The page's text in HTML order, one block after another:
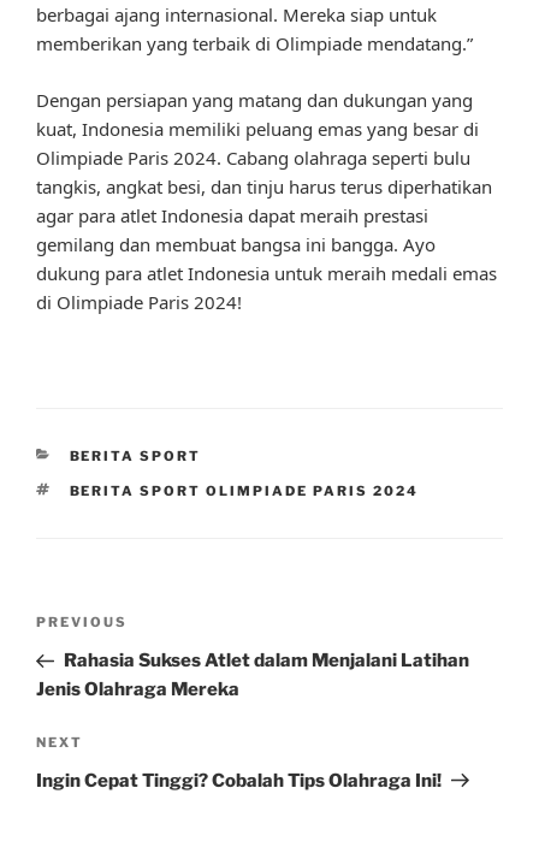
berbagai ajang internasional. Mereka siap untuk
memberikan yang terbaik di Olimpiade mendatang.”
Dengan persiapan yang matang dan dukungan yang
kuat, Indonesia memiliki peluang emas yang besar di
Olimpiade Paris 2024. Cabang olahraga seperti bulu
tangkis, angkat besi, dan tinju harus terus diperhatikan
agar para atlet Indonesia dapat meraih prestasi
gemilang dan membuat bangsa ini bangga. Ayo
dukung para atlet Indonesia untuk meraih medali emas
di Olimpiade Paris 2024!
CATEGORIES
BERITA SPORT
TAGS
BERITA SPORT OLIMPIADE PARIS 2024
Previous
Post
PREVIOUS
Rahasia Sukses Atlet dalam Menjalani Latihan
Jenis Olahraga Mereka
Next
Post
NEXT
Ingin Cepat Tinggi? Cobalah Tips Olahraga Ini!